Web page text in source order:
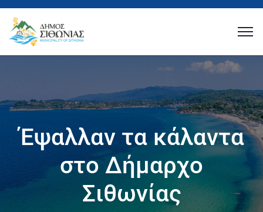
Έψαλλαν τα κάλαντα
στο Δήμαρχο
Σιθωνίας